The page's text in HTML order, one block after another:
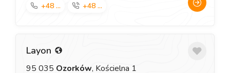
+48 ... +48 ...
Layon
95 035 Ozorków, Kościelna 1